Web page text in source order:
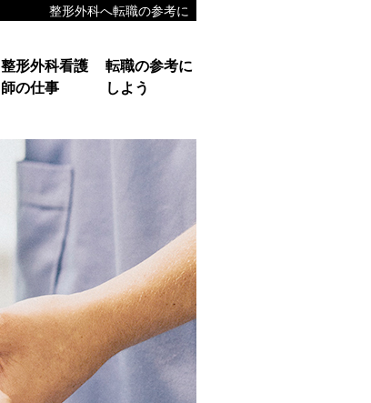
整形外科へ転職の参考に
整形外科看護
師の仕事
転職の参考に
しよう